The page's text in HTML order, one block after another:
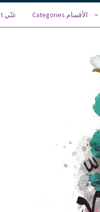
About عنّي